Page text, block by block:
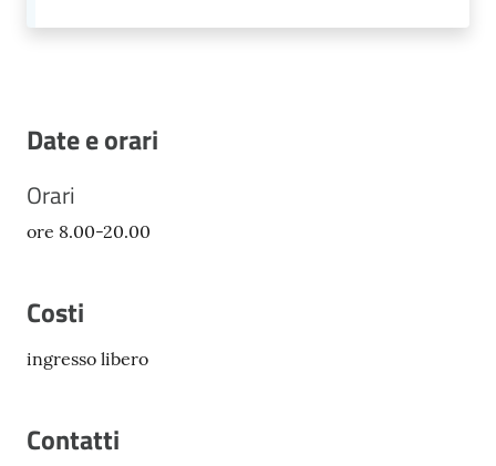
Date e orari
Orari
ore 8.00-20.00
Costi
ingresso libero
Contatti